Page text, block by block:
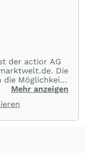
der actior AG
Die
die Möglichkeit,
im Bereich
hinaus
Mehr anzeigen